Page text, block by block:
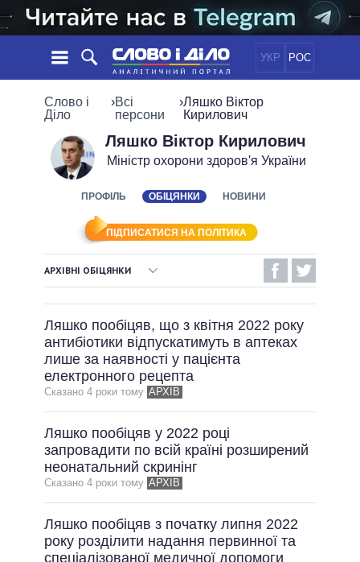
УКР РОС
НОВИНИ
СТРІЧКА
ПОДІЇ
ОГЛЯДИ
ДАЙДЖЕСТИ
ПОЛІТИКА
ЕКОНОМІКА
ОБIЦЯНКИ
ПОЛIТИКИ
ПРЕЗИДЕНТ І ОФІС
ВЕРХОВНА РАДА
КАБІНЕТ МІНІСТРІВ
ГОЛОВИ ОБЛАДМІНІСТРАЦІЙ
МЕРИ МІСТ
ВСІ ПЕРСОНИ
ІНФОГРАФІКА
ВІДЕО
Слово і
Діло
›Всі
персони
›Ляшко Віктор
Кирилович
Ляшко Віктор Кирилович
Міністр охорони здоров'я України
ПРОФІЛЬ ОБІЦЯНКИ НОВИНИ
ПІДПИСАТИСЯ НА ПОЛІТИКА
АРХІВНІ ОБІЦЯНКИ
НЕВИКОНАНІ ОБІЦЯНКИ
ОБІЦЯНКИ У ПРОЦЕСІ
ВСІ ОБІЦЯНКИ
АРХІВНІ ОБІЦЯНКИ
Ляшко пообіцяв, що з квітня 2022 року
антибіотики відпускатимуть в аптеках
лише за наявності у пацієнта
електронного рецепта
Сказано 4 роки тому АРХІВ
Ляшко пообіцяв у 2022 році
запровадити по всій країні розширений
неонатальний скринінг
Сказано 4 роки тому АРХІВ
Ляшко пообіцяв з початку липня 2022
року розділити надання первинної та
спеціалізованої медичної допомоги